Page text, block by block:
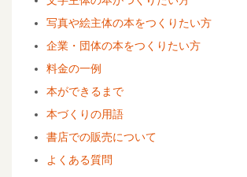
写真や絵主体の本をつくりたい方
企業・団体の本をつくりたい方
料金の一例
本ができるまで
本づくりの用語
書店での販売について
よくある質問